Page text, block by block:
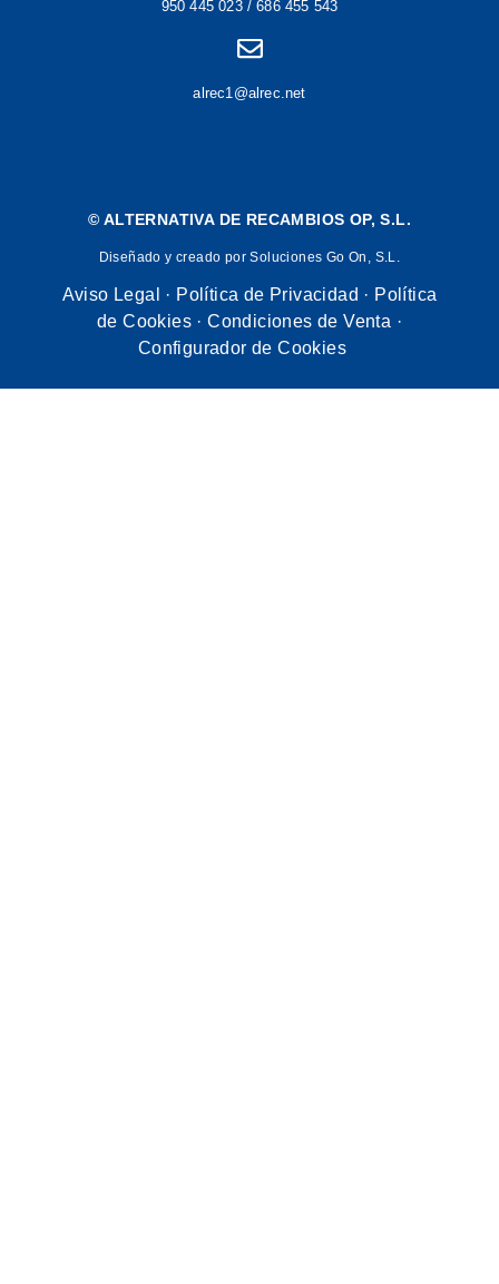
950 445 023 / 686 455 543
alrec1@alrec.net
© ALTERNATIVA DE RECAMBIOS OP, S.L.
Diseñado y creado por Soluciones Go On, S.L.
Aviso Legal · Política de Privacidad · Política
de Cookies ·Condiciones de Venta ·
Configurador de Cookies